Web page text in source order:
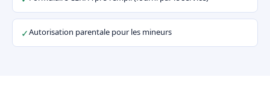
✓Autorisation parentale pour les mineurs